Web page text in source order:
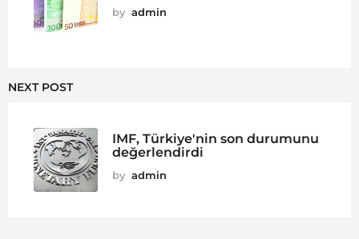
by admin
NEXT POST
IMF, Türkiye'nin son durumunu
değerlendirdi
by admin